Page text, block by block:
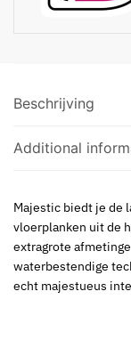
Beschrijving
Additional
Majestic biedt je de
vloerplanken uit de
extragrote
waterbestendige
echt majestueus